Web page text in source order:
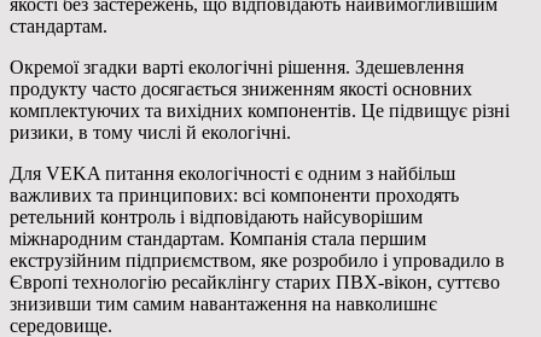
якості без застережень, що відповідають найвимогливішим
стандартам.
Окремої згадки варті екологічні рішення. Здешевлення
продукту часто досягається зниженням якості основних
комплектуючих та вихідних компонентів. Це підвищує різні
ризики, в тому числі й екологічні.
Для VEKA питання екологічності є одним з найбільш
важливих та принципових: всі компоненти проходять
ретельний контроль і відповідають найсуворішим
міжнародним стандартам. Компанія стала першим
екструзійним підприємством, яке розробило і упровадило в
Європі технологію ресайклінгу старих ПВХ-вікон, суттєво
знизивши тим самим навантаження на навколишнє
середовище.